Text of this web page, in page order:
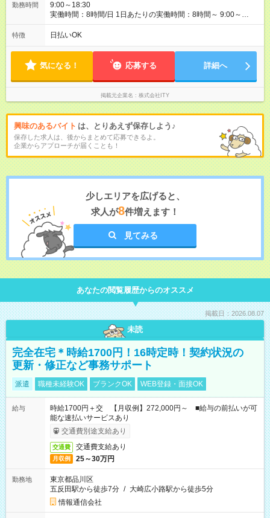
勤務時間
9:00～18:30
実働時間：8時間/日 1日あたりの実働時間：8時間～ 9:00～
18:30 ※この時間内で相談可
特徴 日払いOK
気になる！ 応募する 詳細へ
掲載元企業名 株式会社ITY
興味のあるバイト は、とりあえず保存しよう♪
保存した求人は、後からまとめて応募できるよ。
企業からアプローチが届くことも！
少しエリアを広げると、
求人が8件増えます！
見てみる
あなたの閲覧履歴からのオススメ
掲載日：2026.08.07
未読
完全在宅＊時給1700円！16時定時！契約状況の
更新・修正など事務サポート
派遣 職種未経験OK ブランクOK WEB登録・面接OK
給与
時給1700円＋交 【月収例】272,000円～ ■給与の前払いが可
能な速払いサービスあり
交通費別途支給あり
交通費 交通費支給あり
月収例 25～30万円
勤務地
東京都品川区
五反田駅から徒歩7分 / 大崎広小路駅から徒歩5分
情報通信会社